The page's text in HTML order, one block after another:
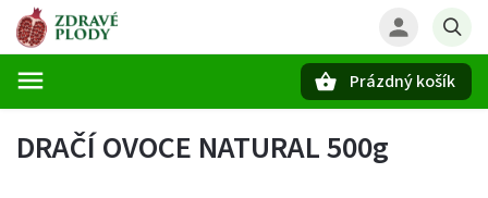
Prázdný košík
DRAČÍ OVOCE NATURAL 500g